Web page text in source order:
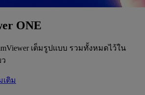
ONE
เต็มรูปแบบ รวมทั้งหมดไว้ใน
เติม